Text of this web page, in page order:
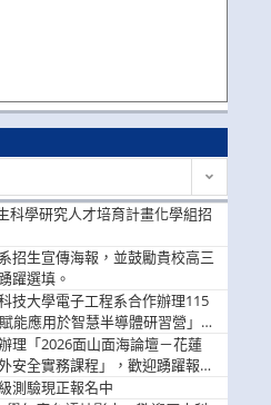
科學研究人才培育計畫化學組招
招生宣傳海報，並鼓勵貴校高三
躍選填。
技大學電子工程系合作辦理115
能應用於智慧半導體研習營」，
理「2026面山面海論壇－花蓮
安全實務課程」，歡迎踴躍報名
測驗現正報名中